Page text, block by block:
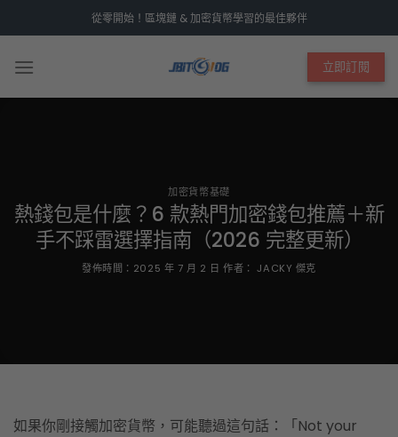
to
從零開始！區塊鏈 & 加密貨幣學習的最佳夥伴
立即訂閱
加密貨幣基礎
熱錢包是什麼？6 款熱門加密錢包推薦＋新
手不踩雷選擇指南（2026 完整更新）
發佈時間： 2025 年 7 月 2 日 作者：JACKY 傑克
如果你剛接觸加密貨幣，可能聽過這句話：「Not your